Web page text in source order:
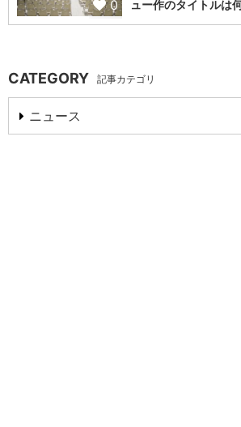
0 ュー作のタイトルは
CATEGORY 記事カテゴリ
ニュース